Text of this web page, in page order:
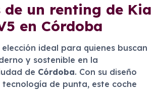
de un renting de Kia
en Córdoba
elección ideal para quienes buscan
y sostenible en la
de Córdoba. Con su diseño
de punta, este coche